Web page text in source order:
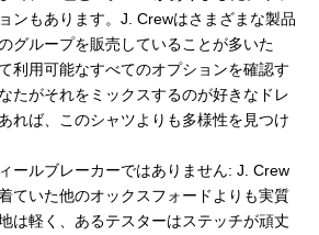
ンもあります。J. Crewはさまざまな製品
グループを販売していることが多いた
利用可能なすべてのオプションを確認す
たがそれをミックスするのが好きなドレ
れば、このシャツよりも多様性を見つけ
ールブレーカーではありません: J. Crew
ていた他のオックスフォードよりも実質
は軽く、あるテスターはステッチが頑丈